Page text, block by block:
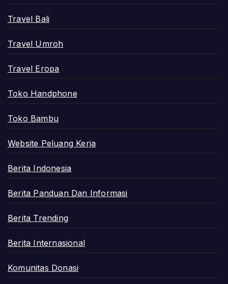
Travel Bali
Travel Umroh
Travel Eropa
Toko Handphone
Toko Bambu
Website Peluang Kerja
Berita Indonesia
Berita Panduan Dan Informasi
Berita Trending
Berita Internasional
Komunitas Donasi